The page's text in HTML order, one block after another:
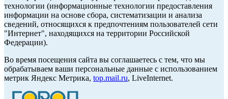
технологии (информационные технологии предоставления
информации на основе сбора, систематизации и анализа
сведений, относящихся к предпочтениям пользователей сети
"Интернет", находящихся на территории Российской
Федерации).
Во время посещения сайта вы соглашаетесь с тем, что мы
обрабатываем ваши персональные данные с использованием
метрик Яндекс Метрика, top.mail.ru, LiveInternet.